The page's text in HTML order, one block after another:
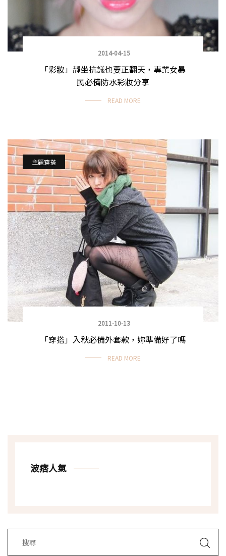
2014-04-15
「彩妝」靜坐抗議也要正翻天，專業女暴
民必備防水彩妝分享
READ MORE
主題穿搭
2011-10-13
「穿搭」入秋必備外套款，妳準備好了嗎
READ MORE
波痞人氣